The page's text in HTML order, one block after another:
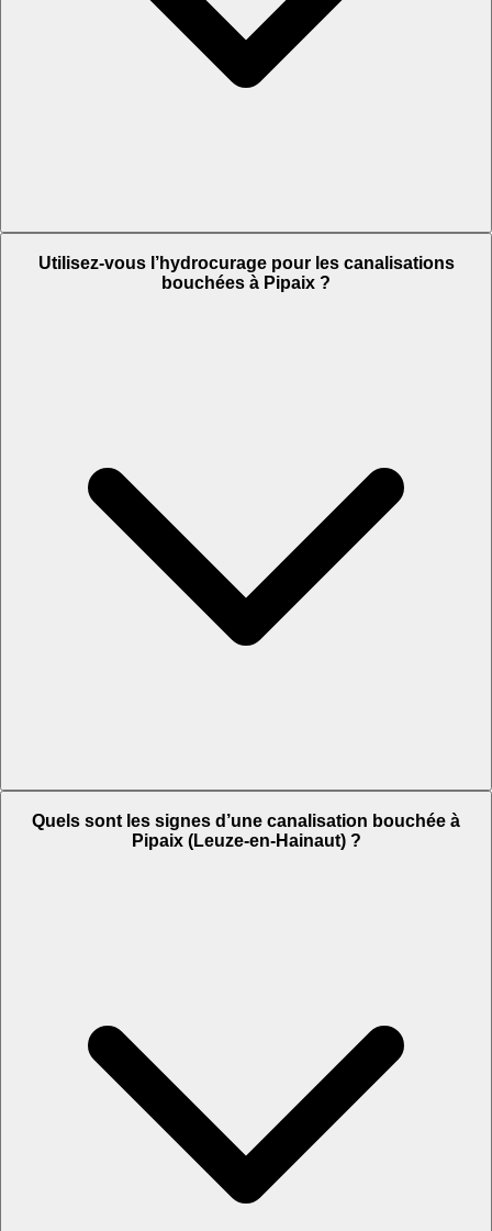
Utilisez-vous l’hydrocurage pour les canalisations
bouchées à Pipaix ?
Quels sont les signes d’une canalisation bouchée à
Pipaix (Leuze-en-Hainaut) ?